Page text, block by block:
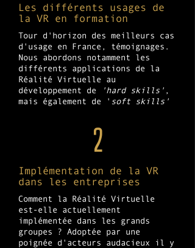
Tour d'horizon des meilleurs cas
d'usage en France, témoignages.
Nous abordons notamment les
différents applications de la
Réalité Virtuelle au
développement de
'hard skills' ,
mais également de ' soft skills'
Les différents usages de
la VR en formation
Comment la Réalité Virtuelle
est-elle actuellement
implémentée dans les grands
groupes ? Adoptée par une
poignée d'acteurs audacieux il y
Implémentation de la VR
dans les entreprises
2